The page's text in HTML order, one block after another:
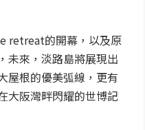
retreat的開幕，以及原
未來，淡路島將展現出
屋根的優美弧線，更有
大阪灣畔閃耀的世博記